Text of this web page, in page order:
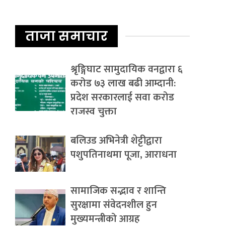
ताजा समाचार
श्रृङ्गिघाट सामुदायिक वनद्वारा ६
करोड ७३ लाख बढी आम्दानी:
प्रदेश सरकारलाई सवा करोड
राजस्व चुक्ता
बलिउड अभिनेत्री शेट्टीद्वारा
पशुपतिनाथमा पूजा, आराधना
सामाजिक सद्भाव र शान्ति
सुरक्षामा संवेदनशील हुन
मुख्यमन्त्रीको आग्रह